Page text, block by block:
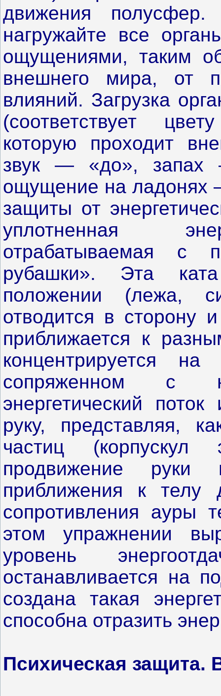
движения
нагружайте все
ощущениями, таким
внешнего мира, от
влияний. Загрузка
(соответствует
которую проходит
звук — «до»,
ощущение на ладонях
защиты от
уплотненная
отрабатываемая с
рубашки». Эта
положении (лежа,
отводится в сторону
приближается к
концентрируется
сопряженном с
энергетический
руку, представляя,
частиц (корпускул
продвижение
приближения к телу
сопротивления ауры
этом упражнении
уровень
останавливается на
создана такая
способна отразить
Психическая защита.